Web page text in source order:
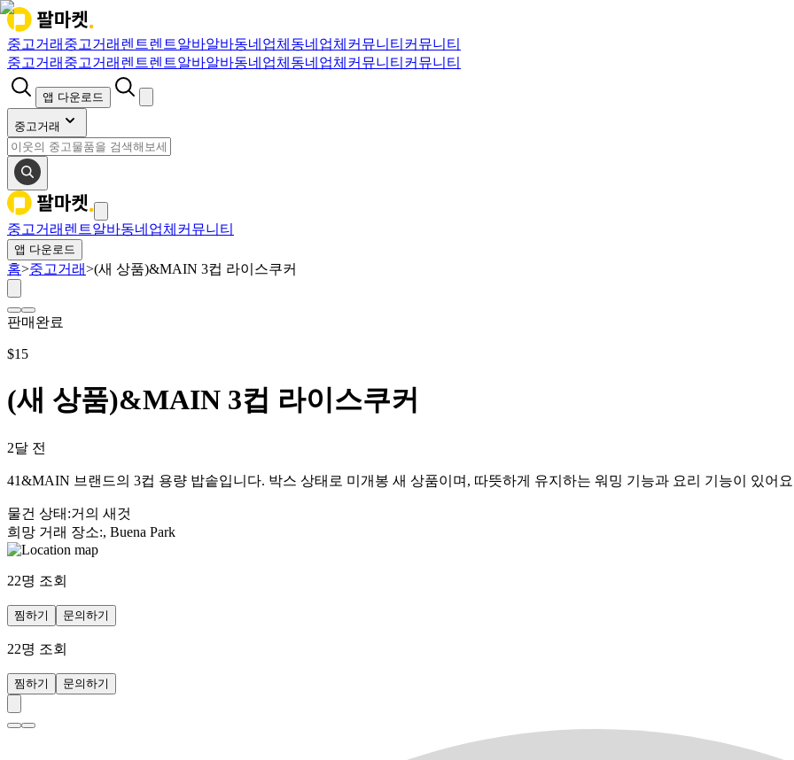
중고거래 중고거래 렌트렌트알바알바동네업체 동네업체 커뮤니티 커뮤니티
중고거래 중고거래 렌트렌트알바알바동네업체 동네업체 커뮤니티 커뮤니티
앱 다운로드
중고거래
중고거래 렌트알바동네업체 커뮤니티
앱 다운로드
홈>중고거래>(새 상품)&MAIN 3컵 라이스쿠커
판매완료
$15
(새 상품)&MAIN 3컵 라이스쿠커
2달 전
41&MAIN 브랜드의 3컵 용량 밥솥입니다. 박스 상태로 미개봉 새 상품이며, 따뜻하게 유지하는 워밍 기능과 요리 기능이 있어
물건 상태 :거의 새것
희망 거래 장소:, Buena Park
22명 조회
찜하기 문의하기
22명 조회
찜하기 문의하기